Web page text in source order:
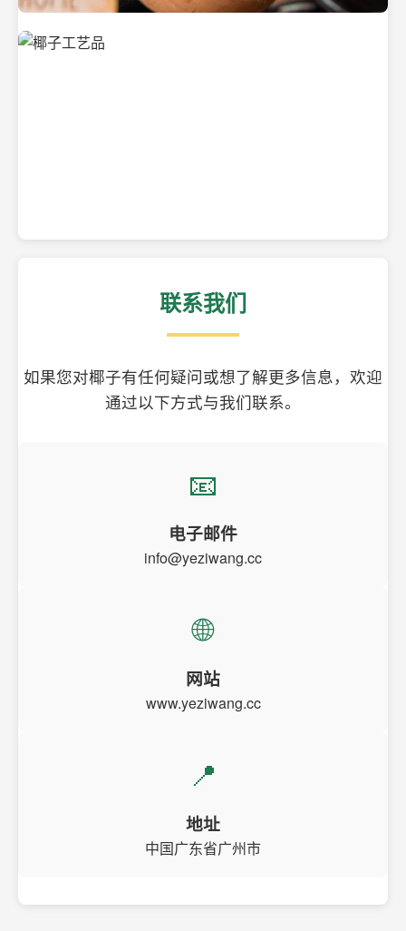
美味的椰子食品
联系我们
如果您对椰子有任何疑问或想了解更多信息，欢迎
通过以下方式与我们联系。
📧
电子邮件
info@yeziwang.cc
🌐
网站
www.yeziwang.cc
📍
地址
中国广东省广州市